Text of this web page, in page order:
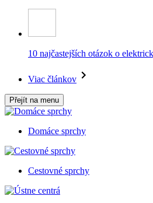
10 najčastejších otázok o
Viac článkov
Přejít na menu
Domáce sprchy
Cestovné sprchy